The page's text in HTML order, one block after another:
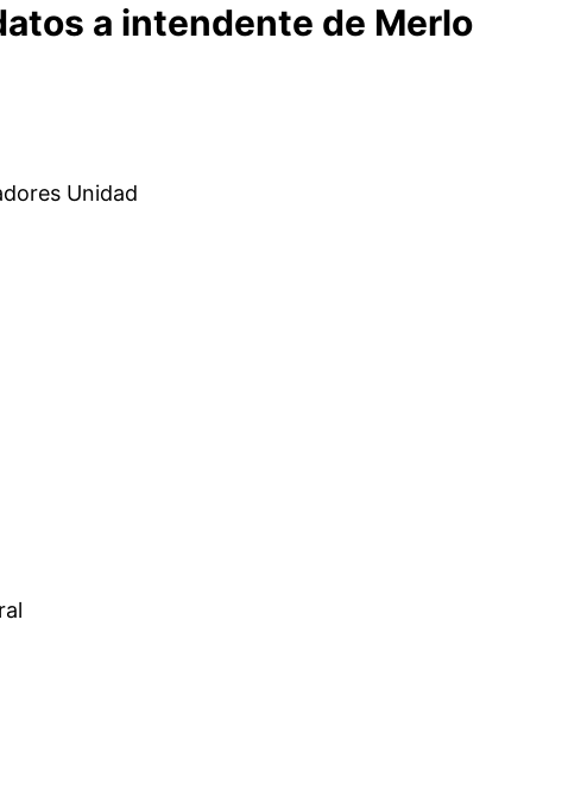
a intendente de Merlo
Unidad